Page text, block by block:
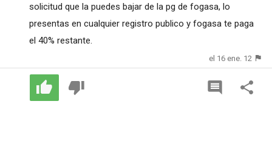
solicitud que la puedes bajar de la pg de fogasa, lo
presentas en cualquier registro publico y fogasa te paga
el 40% restante.
el 16 ene. 12